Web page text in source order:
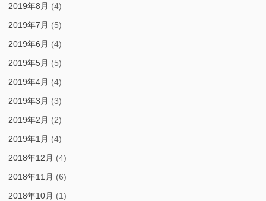
2019年8月 (4)
2019年7月 (5)
2019年6月 (4)
2019年5月 (5)
2019年4月 (4)
2019年3月 (3)
2019年2月 (2)
2019年1月 (4)
2018年12月 (4)
2018年11月 (6)
2018年10月 (1)